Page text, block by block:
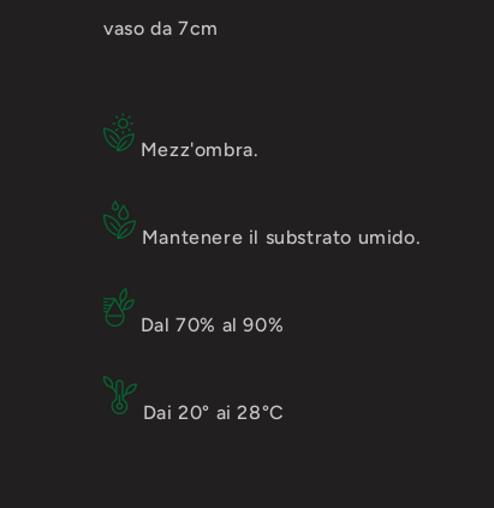
vaso da 7cm
Mezz'ombra.
Mantenere il substrato umido.
Dal 70% al 90%
Dai 20° ai 28°C